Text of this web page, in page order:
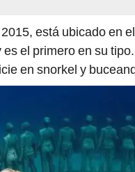
está ubicado en
es el primero en su
en snorkel y